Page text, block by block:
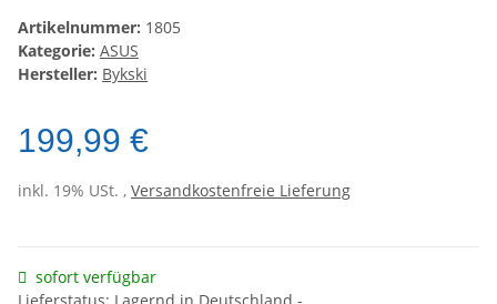
Artikelnummer: 1805
Kategorie: ASUS
Hersteller: Bykski
199,99 €
inkl. 19% USt. , Versandkostenfreie Lieferung
sofort verfügbar